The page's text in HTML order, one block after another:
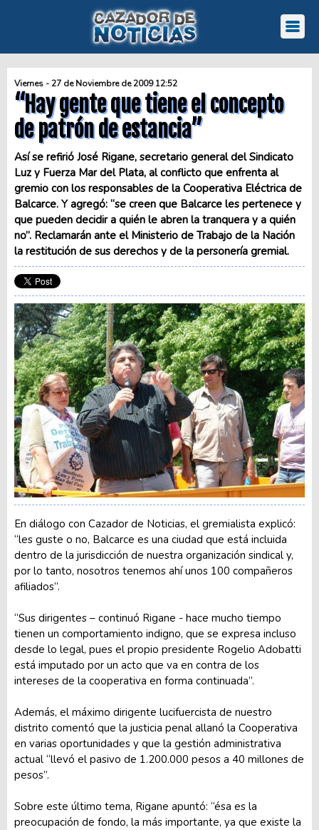
Viernes - 27 de Noviembre de 2009 12:52
“Hay gente que tiene el concepto
de patrón de estancia”
Así se refirió José Rigane, secretario general del Sindicato
Luz y Fuerza Mar del Plata, al conflicto que enfrenta al
gremio con los responsables de la Cooperativa Eléctrica de
Balcarce. Y agregó: “se creen que Balcarce les pertenece y
que pueden decidir a quién le abren la tranquera y a quién
no”. Reclamarán ante el Ministerio de Trabajo de la Nación
la restitución de sus derechos y de la personería gremial.
En diálogo con Cazador de Noticias, el gremialista explicó:
“les guste o no, Balcarce es una ciudad que está incluida
dentro de la jurisdicción de nuestra organización sindical y,
por lo tanto, nosotros tenemos ahí unos 100 compañeros
afiliados”.
“Sus dirigentes – continuó Rigane - hace mucho tiempo
tienen un comportamiento indigno, que se expresa incluso
desde lo legal, pues el propio presidente Rogelio Adobatti
está imputado por un acto que va en contra de los
intereses de la cooperativa en forma continuada”.
Además, el máximo dirigente lucifuercista de nuestro
distrito comentó que la justicia penal allanó la Cooperativa
en varias oportunidades y que la gestión administrativa
actual “llevó el pasivo de 1.200.000 pesos a 40 millones de
pesos”.
Sobre este último tema, Rigane apuntó: “ésa es la
preocupación de fondo, la más importante, ya que existe la